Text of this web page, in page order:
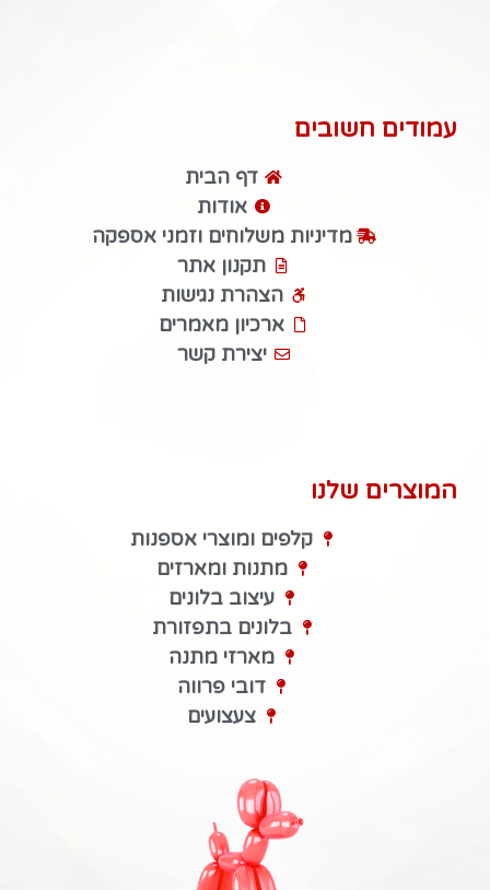
עמודים חשובים
דף הבית
אודות
מדיניות משלוחים וזמני אספקה
תקנון אתר
הצהרת נגישות
ארכיון מאמרים
יצירת קשר
המוצרים שלנו
קלפים ומוצרי אספנות
מתנות ומארזים
עיצוב בלונים
בלונים בתפזורת
מארזי מתנה
דובי פרווה
צעצועים